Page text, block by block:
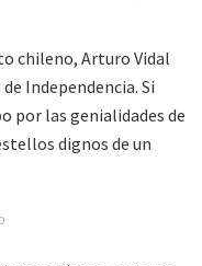
chileno, Arturo Vidal
Independencia. Si
por las genialidades de
dignos de un